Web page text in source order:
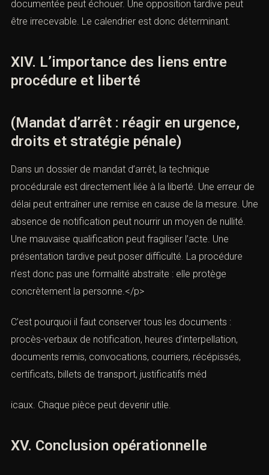
demande de mise en liberté permet de solliciter la sortie
condamnation rendue par défaut ou selon certaines
modalités d’absence. L’aménagement de peine peut
Le choix du recours dépend du dossier. Une défense
efficace ne multiplie pas les actes inutilement. Elle
choisit le bon levier au bon moment. Une nullité mal
fondée peut être rejetée. Une demande de liberté
insuffisamment documentée peut échouer. Une
opposition tardive peut être irrecevable. Le calendrier
est donc déterminant.
XIV. L’importance des liens entre
procédure et liberté
(Mandat d’arrêt : réagir en urgence,
droits et stratégie pénale)
procédurale est directement liée à la liberté. Une erreur
mesure. Une absence de notification peut nourrir un
moyen de nullité. Une mauvaise qualification peut